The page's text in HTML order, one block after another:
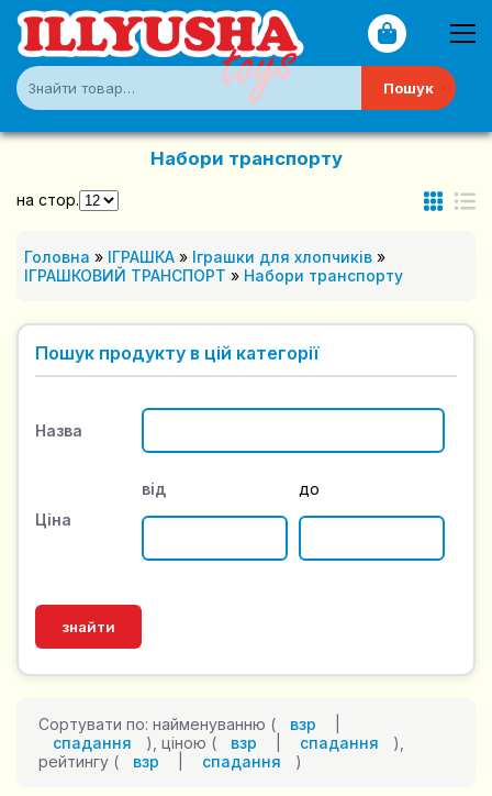
Пошук
Набори транспорту
на стор.
Головна » ІГРАШКА » Іграшки для хлопчиків »
ІГРАШКОВИЙ ТРАНСПОРТ » Набори транспорту
Пошук продукту в цій категорії
Назва
Ціна
від до
Сортувати по: найменуванню ( взр
спадання
), ціною ( взр спадання
),
рейтингу (
взр спадання )